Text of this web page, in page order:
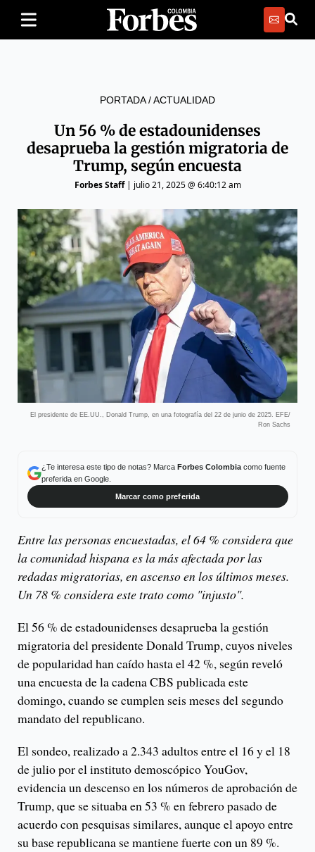
PORTADA/ACTUALIDAD
Un 56 % de estadounidenses
desaprueba la gestión migratoria de
Trump, según encuesta
Forbes Staff| julio 21, 2025 @ 6:40:12 am
El presidente de EE.UU., Donald Trump, en una fotografía del 22 de junio de 2025. EFE/
Ron Sachs
¿Te interesa este tipo de notas? Marca Forbes Colombiacomo fuente
preferida en Google.
Marcar como preferida
Entre las personas encuestadas, el 64 % considera que
la comunidad hispana es la más afectada por las
redadas migratorias, en ascenso en los últimos meses.
Un 78 % considera este trato como "injusto".
El 56 % de estadounidenses desaprueba la gestión
migratoria del presidente Donald Trump, cuyos niveles
de popularidad han caído hasta el 42 %, según reveló
una encuesta de la cadena CBS publicada este
domingo, cuando se cumplen seis meses del segundo
mandato del republicano.
El sondeo, realizado a 2.343 adultos entre el 16 y el 18
de julio por el instituto demoscópico YouGov,
evidencia un descenso en los números de aprobación de
Trump, que se situaba en 53 % en febrero pasado de
acuerdo con pesquisas similares, aunque el apoyo entre
su base republicana se mantiene fuerte con un 89 %.